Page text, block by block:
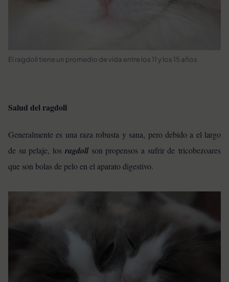
El ragdoll tiene un promedio de vida entre los 11 y los 15 años
Salud del ragdoll
Generalmente es una raza robusta y sana, pero debido a el largo
de su pelaje, los ragdoll son propensos a sufrir de tricobezoares
que son bolas de pelo en el aparato digestivo.